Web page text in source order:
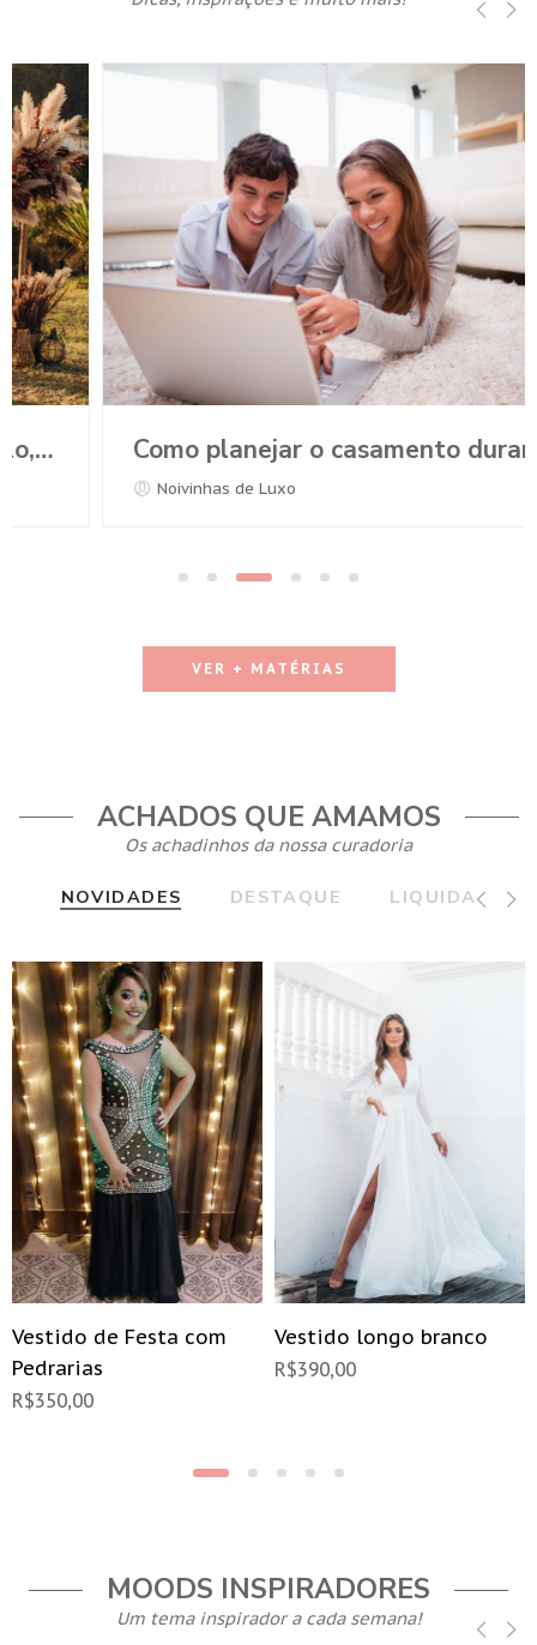
Como planejar o casamento durante a Pandemia?
Noivinhas de Luxo
VER + MATÉRIAS
ACHADOS QUE AMAMOS
Os achadinhos da nossa curadoria
NOVIDADES DESTAQUE LIQUIDA
Vestido de Festa com
Pedrarias
R$350,00
Vestido longo branco
R$390,00
MOODS INSPIRADORES
Um tema inspirador a cada semana!